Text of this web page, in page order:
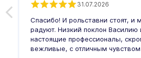
31.07.2026
Спасибо! И рольставни стоят, и
радуют. Низкий поклон Василию
настоящие профессионалы,
вежливые, с отличным